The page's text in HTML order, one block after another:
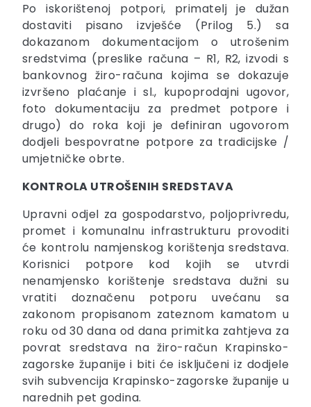
Po iskorištenoj potpori, primatelj je dužan
dostaviti pisano izvješće (Prilog 5.) sa
dokazanom dokumentacijom o utrošenim
sredstvima (preslike računa – R1, R2, izvodi s
bankovnog žiro-računa kojima se dokazuje
izvršeno plaćanje i sl., kupoprodajni ugovor,
foto dokumentaciju za predmet potpore i
drugo) do roka koji je definiran ugovorom
dodjeli bespovratne potpore za tradicijske /
umjetničke obrte.
KONTROLA UTROŠENIH SREDSTAVA
Upravni odjel za gospodarstvo, poljoprivredu,
promet i komunalnu infrastrukturu provoditi
će kontrolu namjenskog korištenja sredstava.
Korisnici potpore kod kojih se utvrdi
nenamjensko korištenje sredstava dužni su
vratiti doznačenu potporu uvećanu sa
zakonom propisanom zateznom kamatom u
roku od 30 dana od dana primitka zahtjeva za
povrat sredstava na žiro-račun Krapinsko-
zagorske županije i biti će isključeni iz dodjele
svih subvencija Krapinsko-zagorske županije u
narednih pet godina.